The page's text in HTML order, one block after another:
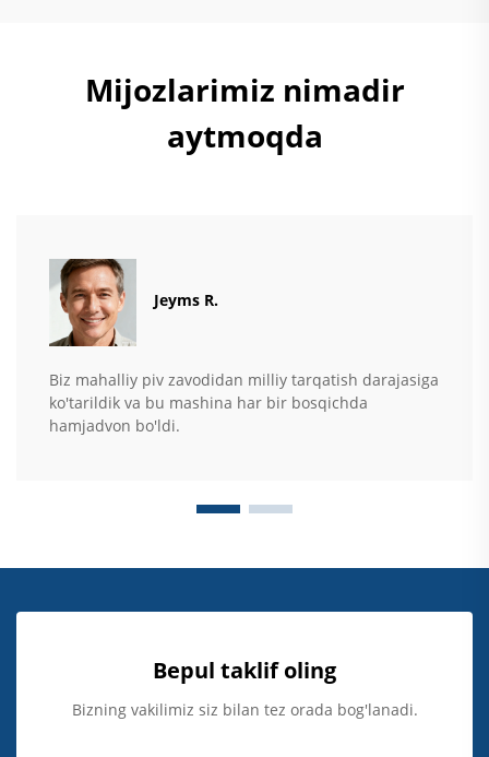
Mijozlarimiz nimadir
aytmoqda
Jeyms R.
Biz mahalliy piv zavodidan milliy tarqatish darajasiga
ko'tarildik va bu mashina har bir bosqichda
hamjadvon bo'ldi.
Bepul taklif oling
Bizning vakilimiz siz bilan tez orada bog'lanadi.